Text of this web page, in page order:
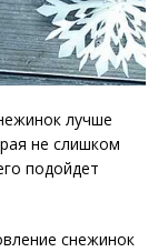
лучше
не слишком
подойдет
снежинок